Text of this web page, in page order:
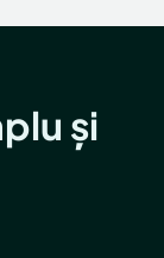
și